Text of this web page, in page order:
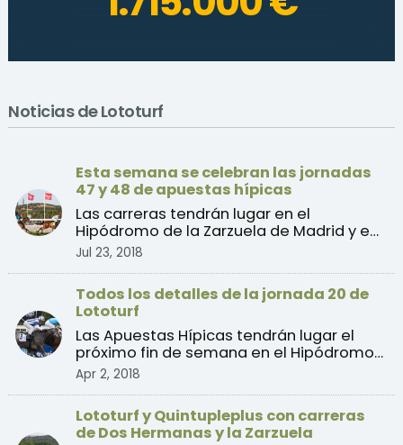
Noticias de Lototurf
Esta semana se celebran las jornadas
47 y 48 de apuestas hípicas
Las carreras tendrán lugar en el
Hipódromo de la Zarzuela de Madrid y en
el Hipódromo de San Seb ...
Jul 23, 2018
Todos los detalles de la jornada 20 de
Lototurf
Las Apuestas Hípicas tendrán lugar el
próximo fin de semana en el Hipódromo
de La Zarzuela, en M ...
Apr 2, 2018
Lototurf y Quintupleplus con carreras
de Dos Hermanas y la Zarzuela